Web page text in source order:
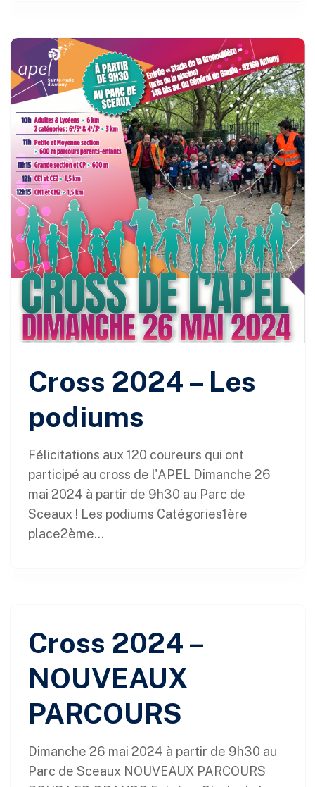
Cross 2024 – Les
podiums
Félicitations aux 120 coureurs qui ont
participé au cross de l'APEL Dimanche 26
mai 2024 à partir de 9h30 au Parc de
Sceaux ! Les podiums Catégories1ère
place2ème...
Cross 2024 –
NOUVEAUX
PARCOURS
Dimanche 26 mai 2024 à partir de 9h30 au
Parc de Sceaux NOUVEAUX PARCOURS